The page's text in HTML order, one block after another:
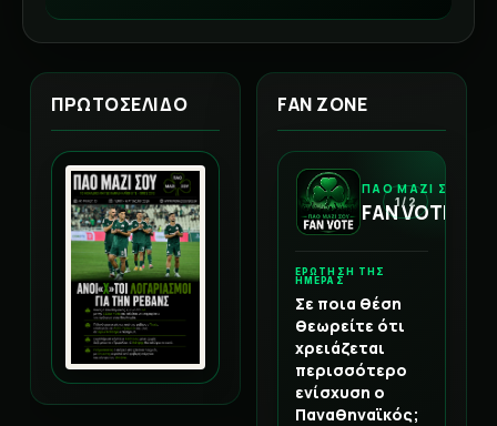
ΠΡΩΤΟΣΕΛΙΔΟ FAN ZONE
ΠΑΟ ΜΑΖΙ ΣΟΥ
FAN VOTE
1 / 2
ΕΡΩΤΗΣΗ ΤΗΣ
ΗΜΕΡΑΣ
Σε ποια θέση
θεωρείτε ότι
χρειάζεται
περισσότερο
ενίσχυση ο
Παναθηναϊκός;